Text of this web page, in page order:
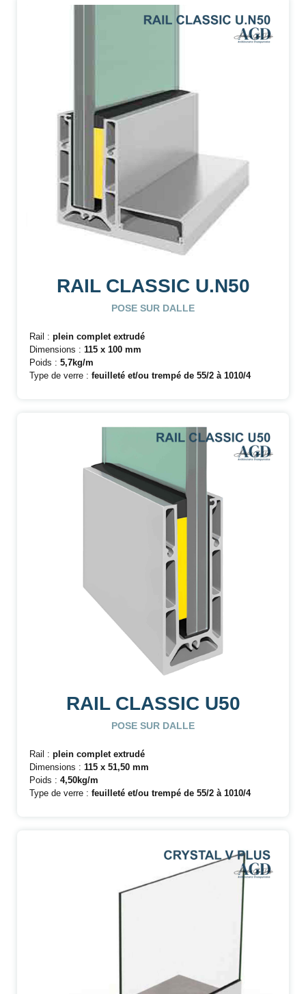
RAIL CLASSIC U.N50
POSE SUR DALLE
Rail : plein complet extrudé
Dimensions : 115 x 100 mm
Poids : 5,7kg/m
Type de verre : feuilleté et/ou trempé de 55/2 à 1010/4
RAIL CLASSIC U50
POSE SUR DALLE
Rail : plein complet extrudé
Dimensions : 115 x 51,50 mm
Poids : 4,50kg/m
Type de verre : feuilleté et/ou trempé de 55/2 à 1010/4